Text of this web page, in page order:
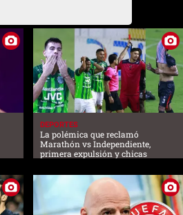
DEPORTES
La polémica que reclamó
Marathón vs Independiente,
primera expulsión y chicas